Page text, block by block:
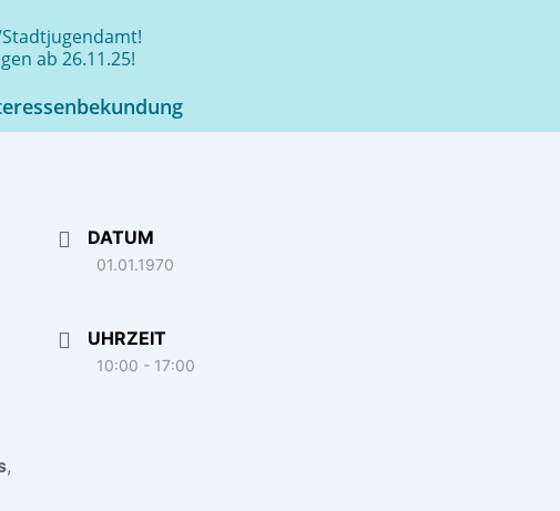
ab 26.11.25!
,
DATUM
01.01.1970
UHRZEIT
10:00 - 17:00